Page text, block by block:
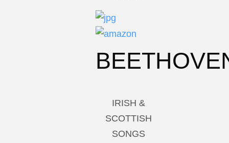
IRISH &
SCOTTISH
SONGS